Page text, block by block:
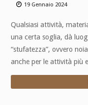
19 Gennaio 2024
Qualsiasi attività,
una certa soglia, dà
“stufatezza”, ovvero
anche per le attività più